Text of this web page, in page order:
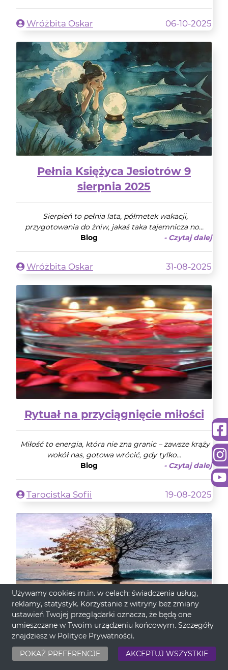
Wróżbita Oskar 06-10-2025
Pełnia Księżyca Jesiotrów 9
sierpnia 2025
Sierpień to pełnia lata, półmetek wakacji,
przygotowania do żniw, jakaś taka tajemnicza no...
Blog
- Czytaj dalej
Wróżbita Oskar 31-08-2025
Rytuał na przyciągnięcie miłości
Miłość to energia, która nie zna granic – zawsze krąży
wokół nas, gotowa wrócić, gdy tylko...
Blog
- Czytaj dalej
Tarocistka Sofii 19-08-2025
TAJEMNICE DRZEW I ICH
NIEZWYKŁA SIŁA
Używamy cookies m.in. w celach: świadczenia usług,
reklamy, statystyk. Korzystanie z witryny bez zmiany
ustawień Twojej przeglądarki oznacza, że będą one
umieszczane w Twoim urządzeniu końcowym. Szczegóły
znajdziesz w Polityce Prywatności.
POKAŻ PREFERENCJE
AKCEPTUJ WSZYSTKIE